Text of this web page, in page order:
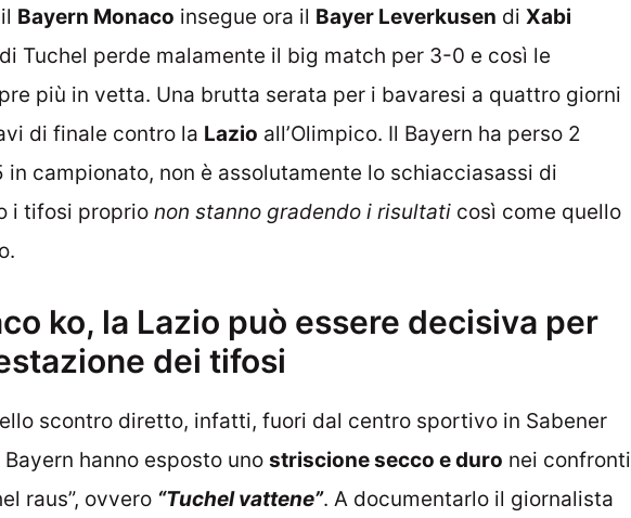
il Bayern Monaco insegue ora il Bayer Leverkusen di Xabi
Tuchel perde malamente il big match per 3-0 e così le
più in vetta. Una brutta serata per i bavaresi a quattro giorni
di finale contro la Lazio all’Olimpico. Il Bayern ha perso 2
campionato, non è assolutamente lo schiacciasassi di
i tifosi proprio non stanno gradendo i risultati così come quello
ko, la Lazio può essere decisiva per
dei tifosi
scontro diretto, infatti, fuori dal centro sportivo in Sabener
hanno esposto uno striscione secco e duro nei confronti
raus”, ovvero “Tuchel vattene”. A documentarlo il giornalista